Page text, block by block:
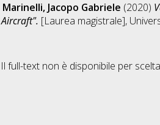
Marinelli, Jacopo Gabriele (2020)
Aircraft". [Laurea magistrale],
Il full-text non è disponibile per